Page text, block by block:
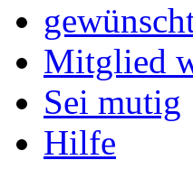
Mitglied
Sei mutig
Hilfe